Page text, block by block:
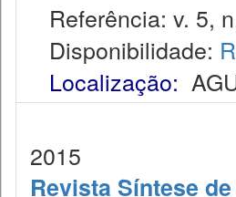
Referência: v. 5,
Disponibilidade:
Localização:
2015
Revista Síntese